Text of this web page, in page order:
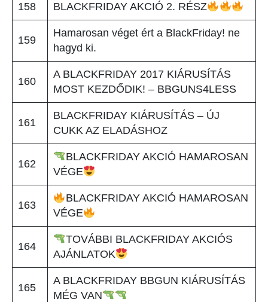
158 BLACKFRIDAY AKCIÓ 2. RÉSZ
159
Hamarosan véget ért a BlackFriday! ne
hagyd ki.
160
A BLACKFRIDAY 2017 KIÁRUSÍTÁS
MOST KEZDŐDIK! – BBGUNS4LESS
161
BLACKFRIDAY KIÁRUSÍTÁS – ÚJ
CUKK AZ ELADÁSHOZ
162
BLACKFRIDAY AKCIÓ HAMAROSAN
VÉGE
163
BLACKFRIDAY AKCIÓ HAMAROSAN
VÉGE
164
TOVÁBBI BLACKFRIDAY AKCIÓS
AJÁNLATOK
165
A BLACKFRIDAY BBGUN KIÁRUSÍTÁS
MÉG VAN